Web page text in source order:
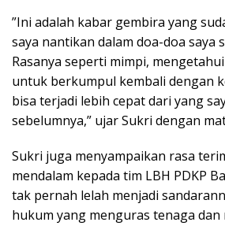
​”Ini adalah kabar gembira yang
saya nantikan dalam doa-doa saya
Rasanya seperti mimpi,
untuk berkumpul kembali dengan
bisa terjadi lebih cepat dari yang
sebelumnya,” ujar Sukri dengan
​Sukri juga menyampaikan rasa
mendalam kepada tim LBH PDKP
tak pernah lelah menjadi
hukum yang menguras tenaga dan